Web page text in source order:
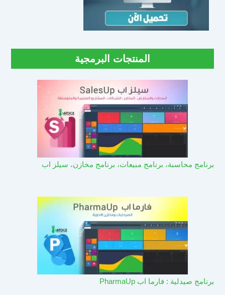
المنتجات البرمجية
برنامج محاسبة، برنامج مبيعات، برنامج مخازن، سيلز اب
برنامج صيدلية : فارما اب PharmaUp​